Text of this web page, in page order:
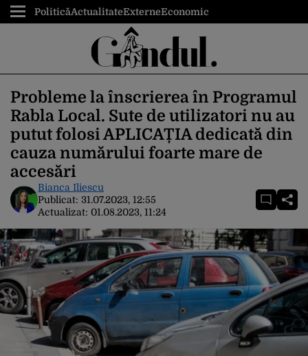
PoliticăActualitateExterneEconomic
Probleme la înscrierea în Programul
Rabla Local. Sute de utilizatori nu au
putut folosi APLICAȚIA dedicată din
cauza numărului foarte mare de
accesări
Bianca Iliescu
Publicat: 31.07.2023, 12:55
Actualizat: 01.08.2023, 11:24